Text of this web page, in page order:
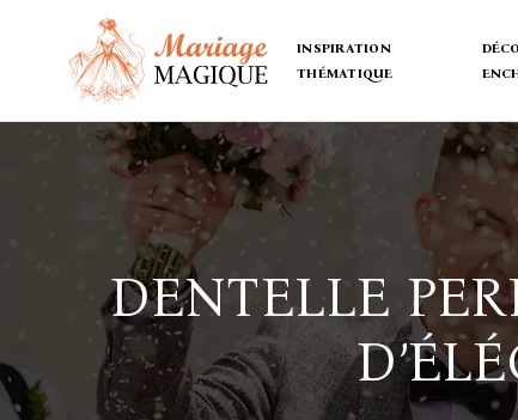
INSPIRATION
THÉMATIQUE
DENTELLE